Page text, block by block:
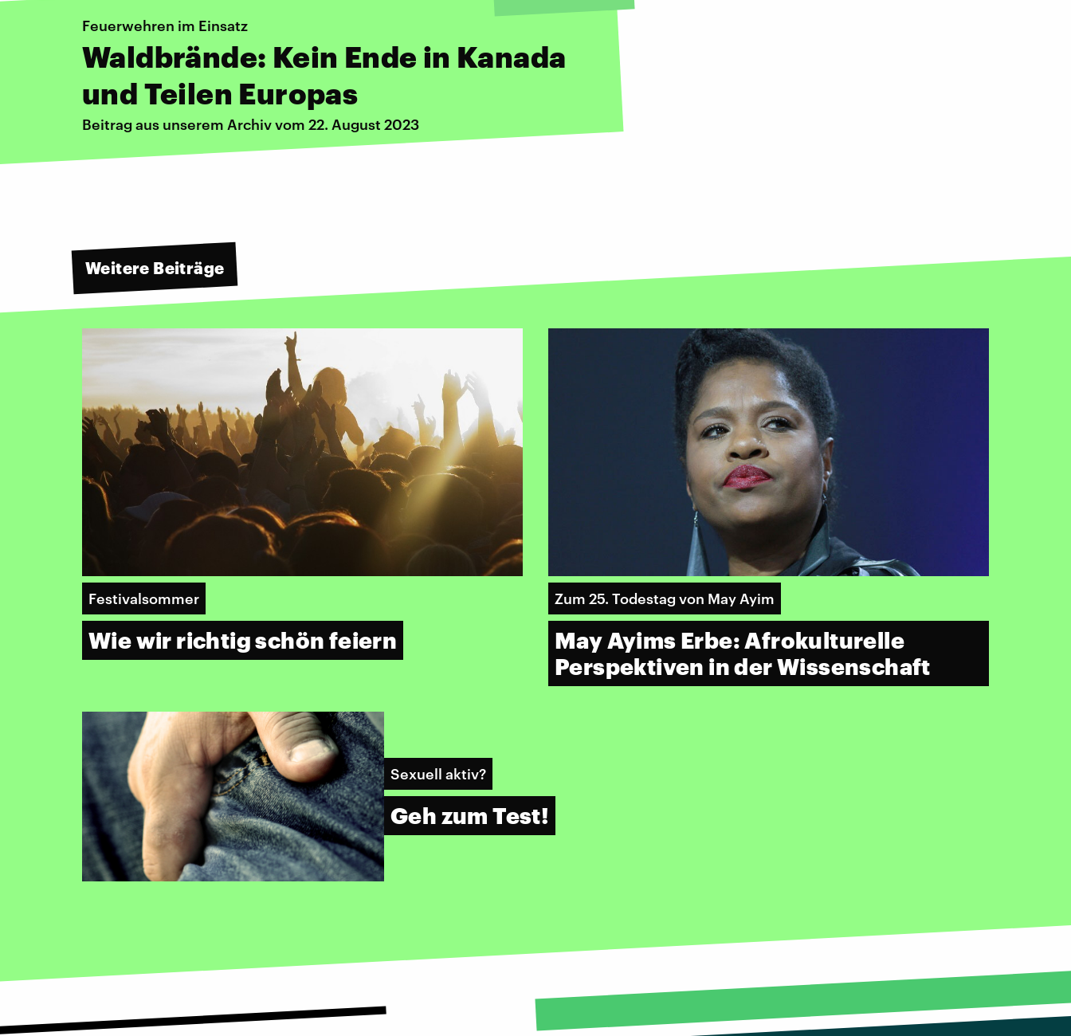
Feuerwehren im Einsatz
Waldbrände: Kein Ende in Kanada
und Teilen Europas
Beitrag aus unserem Archiv vom 22. August 2023
Weitere Beiträge
Festivalsommer
Wie wir richtig schön feiern
Zum 25. Todestag von May Ayim
May Ayims Erbe: Afrokulturelle
Perspektiven in der Wissenschaft
Sexuell aktiv?
Geh zum Test!